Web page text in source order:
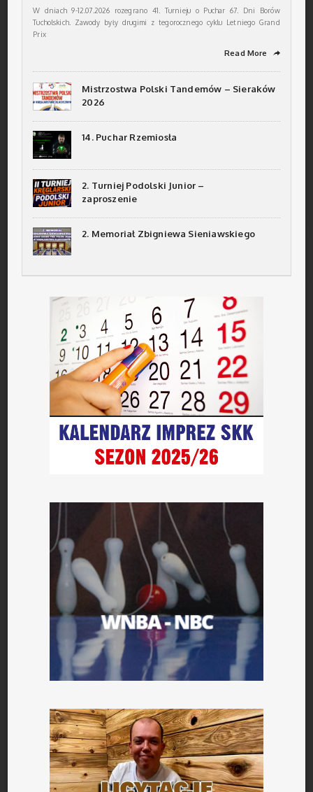
W dniach 9-12.07.2026 rozegrano 41. Turnieju o Puchar 67. Dni Borów
Tucholskich. Zawody były drugimi z tegorocznego cyklu Letniego Grand
Prix
Read More ➦
Mistrzostwa Polski Tandemów – Sieraków
2026
14. Puchar Rzemiosła
2. Turniej Podolski Junior –
zaproszenie
2. Memoriał Zbigniewa Sieniawskiego